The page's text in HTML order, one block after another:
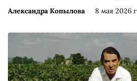
Александра Копылова 8 мая 2026